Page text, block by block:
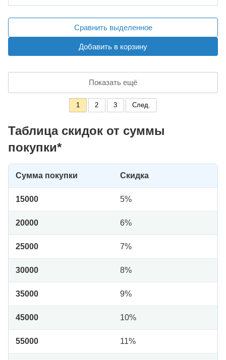
Сравнить выделенное
Добавить в корзину
Показать ещё
1 2 3 След.
Таблица скидок от суммы
покупки*
Сумма покупки Скидка
15000 5%
20000 6%
25000 7%
30000 8%
35000 9%
45000 10%
55000 11%